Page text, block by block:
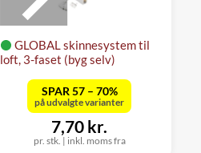
GLOBAL skinnesystem til
loft, 3-faset (byg selv)
pr. stk. | inkl. moms fra
7,70 kr.
SPAR 57 – 70%
på udvalgte varianter